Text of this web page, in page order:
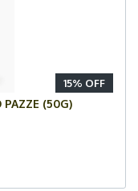
15% OFF
PAZZE (50G)